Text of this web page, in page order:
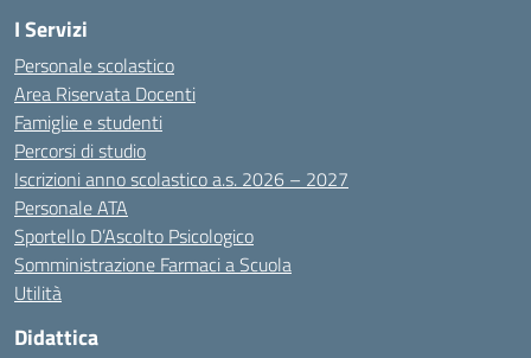
I Servizi
Personale scolastico
Area Riservata Docenti
Famiglie e studenti
Percorsi di studio
Iscrizioni anno scolastico a.s. 2026 – 2027
Personale ATA
Sportello D’Ascolto Psicologico
Somministrazione Farmaci a Scuola
Utilità
Didattica